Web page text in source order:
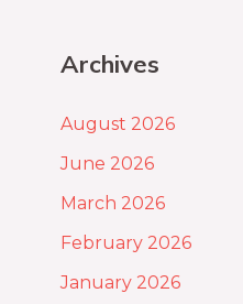
Archives
August 2026
June 2026
March 2026
February 2026
January 2026